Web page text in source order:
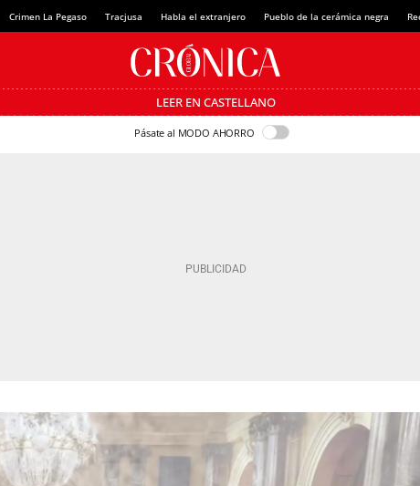
Crimen La Pegaso Tracjusa Habla el extranjero Pueblo de la cerámica negra
LEER EN CASTELLANO
Pásate al MODO AHORRO